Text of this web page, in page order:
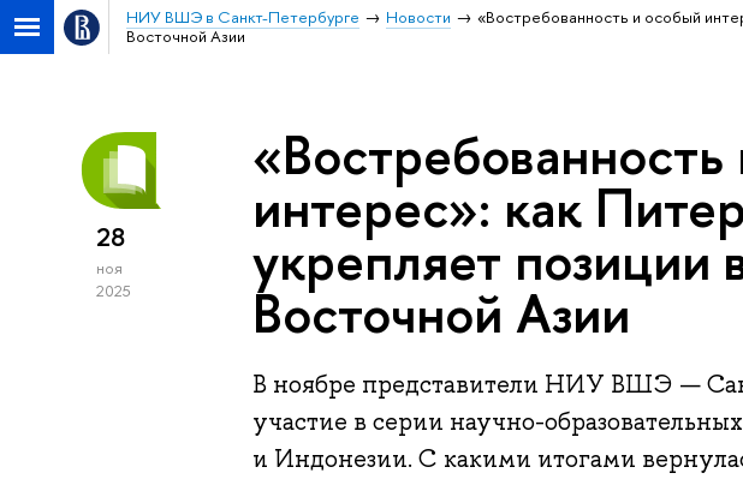
НИУ ВШЭ в Санкт-Петербурге Новости
«Востребованность и особый
Восточной Азии
28
ноя
2025
интерес»: как
укрепляет позиции
Восточной Азии
В ноябре представители НИУ ВШЭ —
участие в серии научно-
и Индонезии. С какими итогами